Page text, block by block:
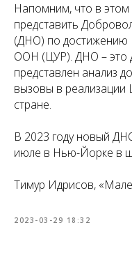
Напомним, что в этом
представить
(ДНО) по достижению
ООН (ЦУР). ДНО – это
представлен анализ
вызовы в реализации
стране.
В 2023 году новый
июле в Нью-Йорке в
Тимур Идрисов,
2023-03-29 18:32